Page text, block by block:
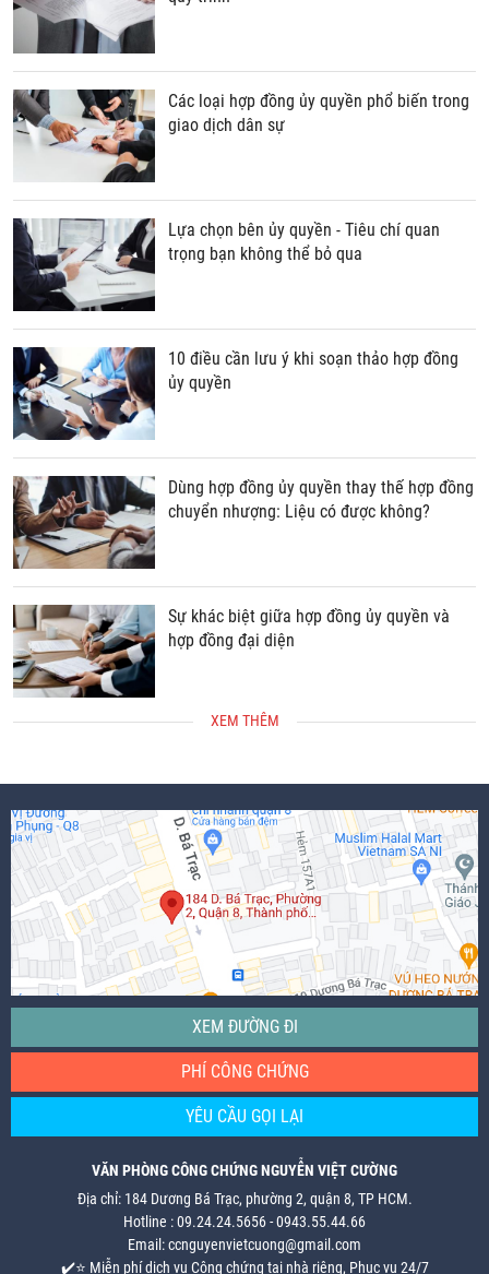
Các loại hợp đồng ủy quyền phổ biến trong
giao dịch dân sự
Lựa chọn bên ủy quyền - Tiêu chí quan
trọng bạn không thể bỏ qua
10 điều cần lưu ý khi soạn thảo hợp đồng
ủy quyền
Dùng hợp đồng ủy quyền thay thế hợp đồng
chuyển nhượng: Liệu có được không?
Sự khác biệt giữa hợp đồng ủy quyền và
hợp đồng đại diện
XEM THÊM
XEM ĐƯỜNG ĐI
PHÍ CÔNG CHỨNG
YÊU CẦU GỌI LẠI
VĂN PHÒNG CÔNG CHỨNG NGUYỄN VIỆT CƯỜNG
Địa chỉ: 184 Dương Bá Trạc, phường 2, quận 8, TP HCM.
Hotline : 09.24.24.5656 - 0943.55.44.66
Email: ccnguyenvietcuong@gmail.com
✔️⭐ Miễn phí dịch vụ Công chứng tại nhà riêng, Phục vụ 24/7